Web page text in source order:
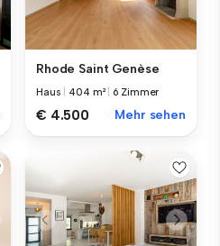
Rhode Saint Genèse
Haus 404 m² 6 Zimmer
€ 4.500 Mehr sehen